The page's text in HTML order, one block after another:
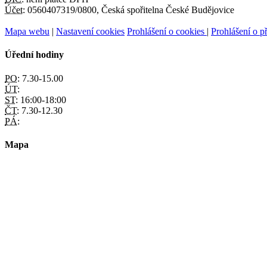
Účet: 0560407319/0800, Česká spořitelna České Budějovice
Mapa webu | Nastavení cookies Prohlášení o cookies | Prohlášení o
Úřední hodiny
PO: 7.30-15.00
ÚT:
ST: 16:00-18:00
ČT: 7.30-12.30
PÁ:
Mapa